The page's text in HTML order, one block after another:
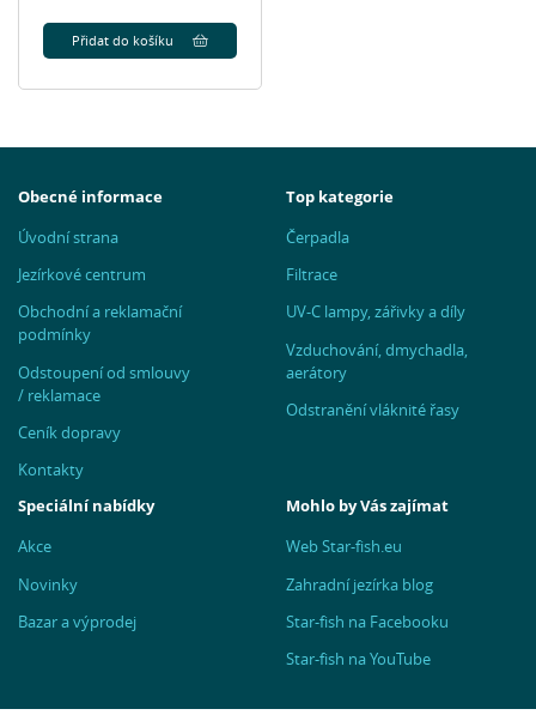
Přidat do košíku
Obecné informace
Úvodní strana
Jezírkové centrum
Obchodní a reklamační
podmínky
Odstoupení od smlouvy
/ reklamace
Ceník dopravy
Kontakty
Top kategorie
Čerpadla
Filtrace
UV-C lampy, zářivky a díly
Vzduchování, dmychadla,
aerátory
Odstranění vláknité řasy
Speciální nabídky
Akce
Novinky
Bazar a výprodej
Mohlo by Vás zajímat
Web Star-fish.eu
Zahradní jezírka blog
Star-fish na Facebooku
Star-fish na YouTube